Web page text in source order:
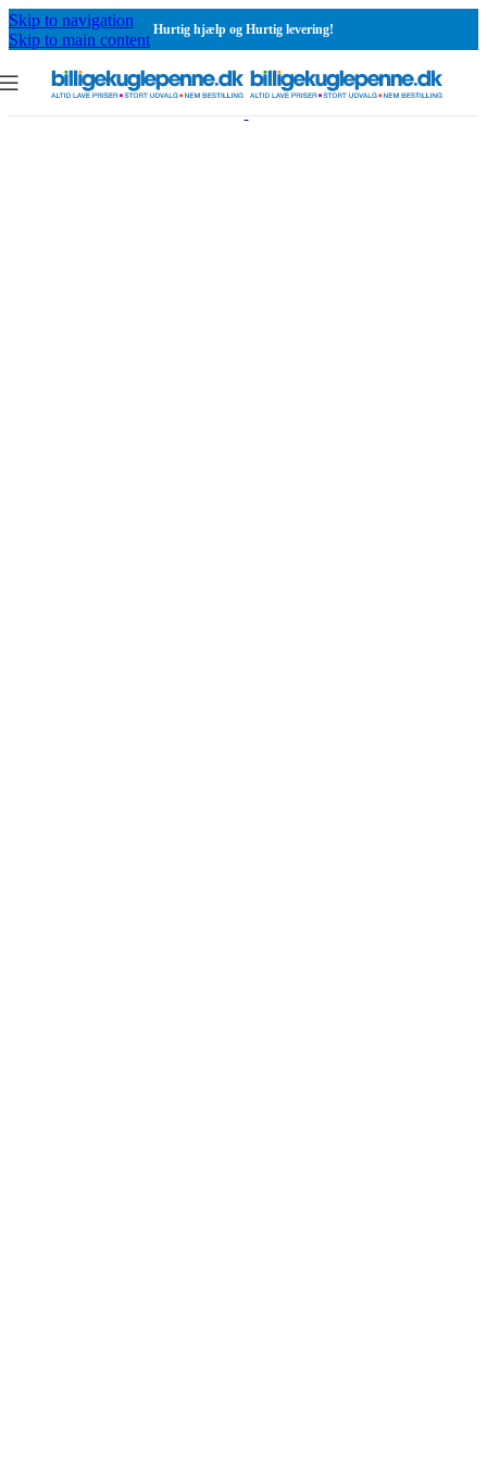
Skip to navigation
Skip to main content
Hurtig hjælp og Hurtig levering!